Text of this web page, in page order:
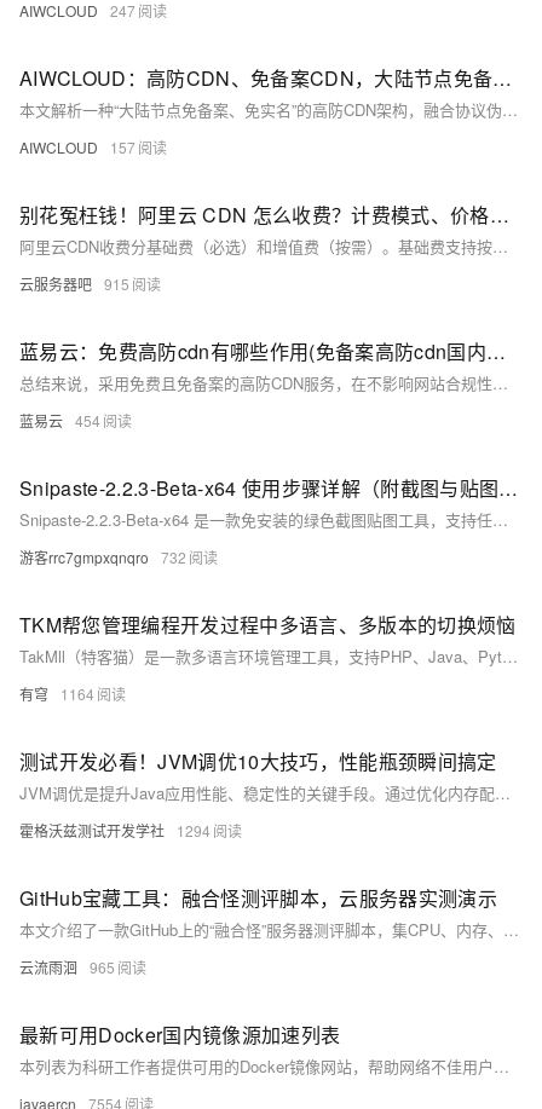
AIWCLOUD 247
AIWCLOUD：高防CDN、免备案CDN，大陆节点免备，针对大陆链路的专项加速
本文解析一种“大陆节点免备案、免实名”的高防CDN架构，融合协议伪装（非标端口+TLS指纹动态混淆）、eBPF内核级清洗（XDP抗DDoS）、DPDK零拷贝转发及BBRv3/QUIC链路优化，在合规前提下实现低延迟、高安全、全球可达的跨境数字通道。（239字）
AIWCLOUD 157
别花冤枉钱！阿里云 CDN 怎么收费？计费模式、价格表、增值费用全汇总
阿里云CDN收费分基础费（必选）和增值费（按需）。基础费支持按流量、带宽峰值或月结95峰值三种计费模式，默认按流量阶梯计价（中国内地低至0.15元/GB）；增值费含HTTPS、QUIC、WAF、实时日志等，仅使用才计费。资源包可享大幅优惠。
云服务器吧 915
蓝易云：免费高防cdn有哪些作用(免备案高防cdn国内节点)
总结来说，采用免费且免备案的高防CDN服务，在不影响网站合规性的前提下，不仅能提升网站性能，减少延迟，还能在强化网站安全方面发挥巨大作用。这些服务是现代网站运营不可或缺的组成部分，即使是小型或成长中的网站也能从中受益。它们提供了一种成本效益高且具有弹性的方式，保障网站在面对各种网络挑战时的稳健和持续可访问性。
蓝易云 454
Snipaste-2.2.3-Beta-x64 使用步骤详解（附截图与贴图教程）
Snipaste-2.2.3-Beta-x64 是一款免安装的绿色截图贴图工具，支持任意形状截图、实时标注、屏幕贴图（F3）、取色、截图历史等功能，操作便捷，特别适合教程编写与内容对比。
游客rrc7gmpxqnqro 732
TKM帮您管理编程开发过程中多语言、多版本的切换烦恼
TakMll（特客猫）是一款多语言环境管理工具，支持PHP、Java、Python等多版本快速切换。通过“tkm”命令实现环境添加、查询、切换与删除，简化开发环境配置流程，提升效率。官网：[https://tkm.youqiong.net/](https://tkm.youqiong.net/)
有穹 1164
测试开发必看！JVM调优10大技巧，性能瓶颈瞬间搞定
JVM调优是提升Java应用性能、稳定性的关键手段。通过优化内存配置与GC策略，在吞吐量与停顿时间间平衡，结合压测与监控工具分析指标，持续迭代优化，助力高并发系统高效运行。
霍格沃兹测试开发学社 1294
GitHub宝藏工具：融合怪测评脚本，云服务器实测演示
本文介绍了一款GitHub上的“融合怪”服务器测评脚本，集CPU、内存、磁盘IO、网络线路及流媒体解锁检测于一体，操作简单，适合新手快速掌握服务器真实性能，助你充分发挥服务器价值。
云流雨洄 965
最新可用Docker国内镜像源加速列表
本列表为科研工作者提供可用的Docker镜像网站，帮助网络不佳用户加速访问。内容包括多个国内主流Docker Hub镜像加速站，支持多种系统配置方法，如Ubuntu、macOS和Windows。提供详细使用教程和配置命令，适用于科研及开发环境。列表持续更新，建议收藏使用。
javaercn 7554